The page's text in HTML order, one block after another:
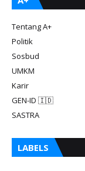
Tentang A+
Politik
Sosbud
UMKM
Karir
GEN-ID 🇮🇩
SASTRA
LABELS